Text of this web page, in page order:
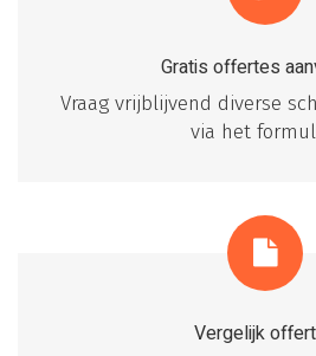
Gratis offertes
Vraag vrijblijvend diverse
via het
Vergelijk